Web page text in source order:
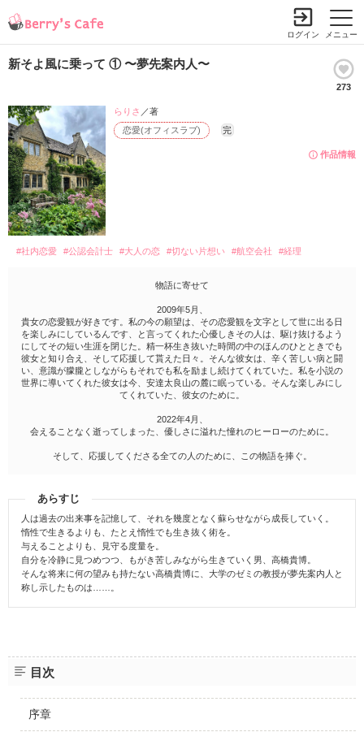
メニュー
ログイン
新そよ風に乗って ① 〜夢先案内人〜
273
作品情報
恋愛(オフィスラブ) 完
らりさ ／著
#社内恋愛 #公認会計士 #大人の恋 #切ない片想い #航空会社 #経理
物語に寄せて
2009年5月、
貴女の恋愛観が好きです。私の今の願望は、その恋愛観を文字として世に出る日
を楽しみにしているんです、と言ってくれた心優しきその人は、駆け抜けるよう
にしてその短い生涯を閉じた。精一杯生き抜いた時間の中のほんのひとときでも
彼女と知り合え、そして応援して貰えた日々。そんな彼女は、辛く苦しい病と闘
い、意識が朦朧としながらもそれでも私を励まし続けてくれていた。私を小説の
世界に導いてくれた彼女は今、安達太良山の麓に眠っている。そんな楽しみにし
てくれていた、彼女のために。
2022年4月、
会えることなく逝ってしまった、優しさに溢れた憧れのヒーローのために。
そして、応援してくださる全ての人のために、この物語を捧ぐ。
あらすじ
人は過去の出来事を記憶して、それを幾度となく蘇らせながら成長していく。
惰性で生きるよりも、たとえ惰性でも生き抜く術を。
与えることよりも、見守る度量を。
自分を冷静に見つめつつ、もがき苦しみながら生きていく男、高橋貴博。
そんな将来に何の望みも持たない高橋貴博に、大学のゼミの教授が夢先案内人と
称し示したものは……。
目次
序章